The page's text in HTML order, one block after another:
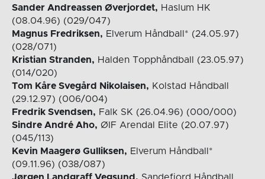
Sander Andreassen Øverjordet, Haslum HK
(08.04.96) (029/047)
Magnus Fredriksen, Elverum Håndball* (24.05.97)
(028/071)
Kristian Stranden, Halden Topphåndball (23.05.97)
(014/020)
Tom Kåre Svegård Nikolaisen, Kolstad Håndball
(29.12.97) (006/004)
Fredrik Svendsen, Falk SK (26.04.96) (000/000)
Sindre André Aho, ØIF Arendal Elite (20.07.97)
(045/113)
Kevin Maagerø Gulliksen, Elverum Håndball*
(09.11.96) (038/087)
Jørgen Landgraff Vegsund, Sandefjord Håndball